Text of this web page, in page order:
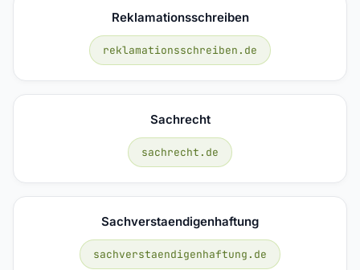
Reklamationsschreiben
reklamationsschreiben.de
Sachrecht
sachrecht.de
Sachverstaendigenhaftung
sachverstaendigenhaftung.de